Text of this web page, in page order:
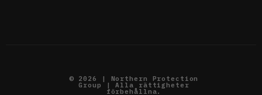
© 2026 | Northern Protection
Group | Alla rättigheter
förbehållna.